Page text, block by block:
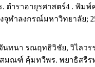
ตำราอายุรศาสตร์4 . พิมพ์
จุฬาลงกรณ์มหาวิทยาลัย;
ทนา รณฤทธิวิชัย, วิไลวร
มณฑ์ คุ้มทวีพร. พยาธิสรีร